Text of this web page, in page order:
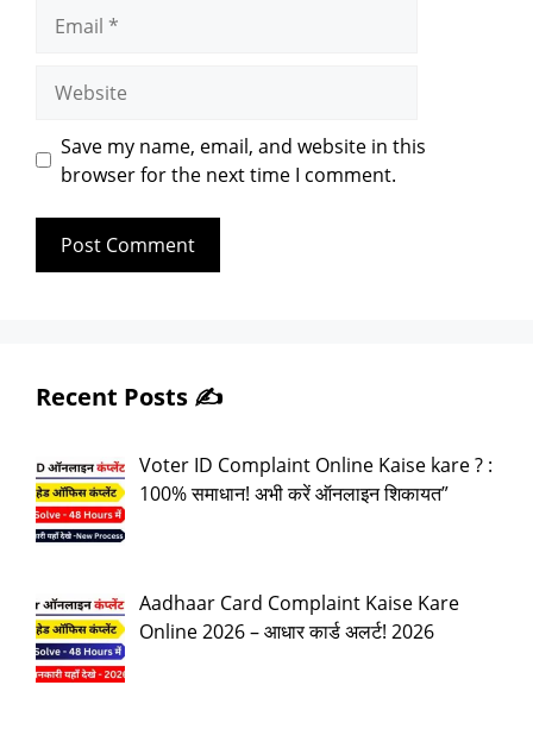
Save my name, email, and website in this
browser for the next time I comment.
Recent Posts ✍️
Voter ID Complaint Online Kaise kare ? :
100% समाधान! अभी करें ऑनलाइन शिकायत”
Aadhaar Card Complaint Kaise Kare
Online 2026 – आधार कार्ड अलर्ट! 2026